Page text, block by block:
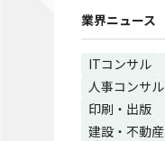
業界ニュース
ITコンサル
人事コンサル
印刷・出版
建設・不動産